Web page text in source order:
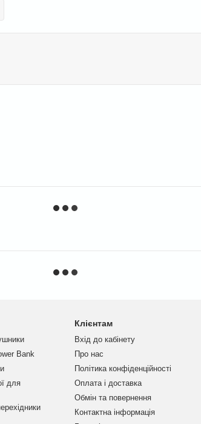
Bank
для
Клієнтам
Вхід до кабінету
Про нас
Політика конфіденційності
Оплата і доставка
Обмін та повернення
Контактна інформація